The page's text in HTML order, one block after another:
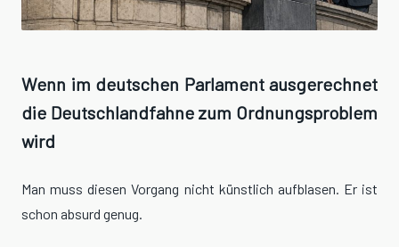
Wenn im deutschen Parlament ausgerechnet
die Deutschlandfahne zum Ordnungsproblem
wird
Man muss diesen Vorgang nicht künstlich aufblasen. Er ist
schon absurd genug.